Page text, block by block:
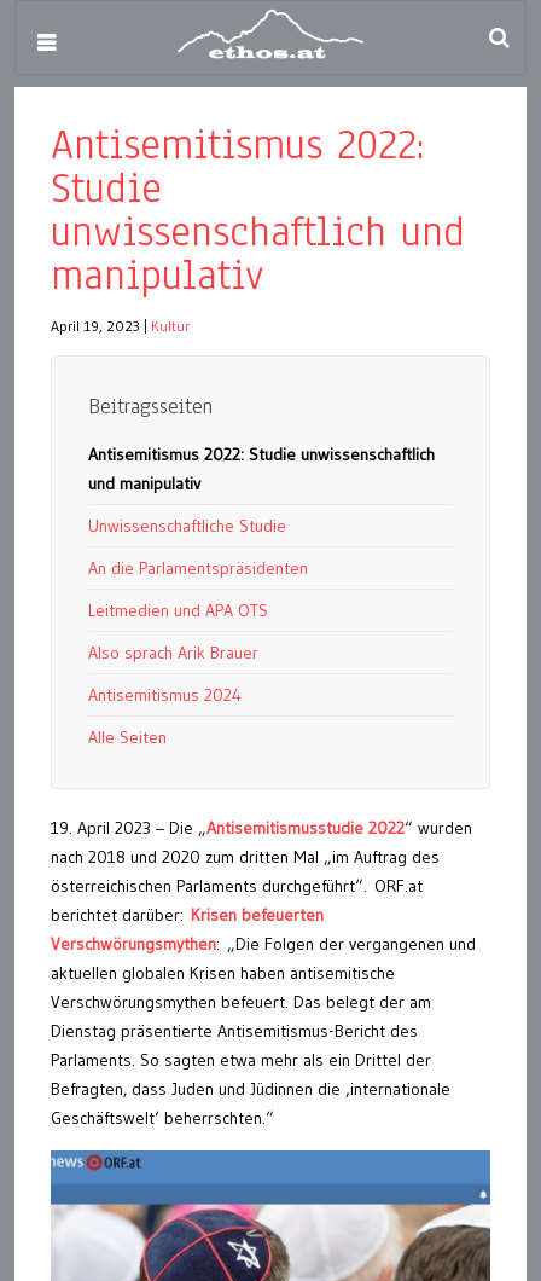
Antisemitismus 2022:
Studie
unwissenschaftlich und
manipulativ
April 19, 2023 Kultur
Beitragsseiten
Antisemitismus 2022: Studie unwissenschaftlich
und manipulativ
Unwissenschaftliche Studie
An die Parlamentspräsidenten
Leitmedien und APA OTS
Also sprach Arik Brauer
Antisemitismus 2024
Alle Seiten
19. April 2023 – Die „Antisemitismusstudie 2022“ wurden
nach 2018 und 2020 zum dritten Mal „im Auftrag des
österreichischen Parlaments durchgeführt“. ORF.at
berichtet darüber: Krisen befeuerten
Verschwörungsmythen: „Die Folgen der vergangenen und
aktuellen globalen Krisen haben antisemitische
Verschwörungsmythen befeuert. Das belegt der am
Dienstag präsentierte Antisemitismus-Bericht des
Parlaments. So sagten etwa mehr als ein Drittel der
Befragten, dass Juden und Jüdinnen die ‚internationale
Geschäftswelt‘ beherrschten.“